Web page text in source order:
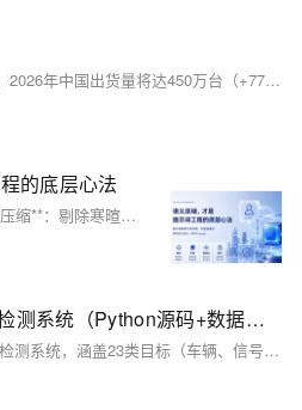
AR智能眼镜正加速规模化落地：2026年中国出货量将达450万台（+77%）。凭借免手持交互、第一视角协作、AI视觉识别与空间计算等核心能力，已在工业维修（效率↑60%）、医疗手术（精度↑40%）、教育实训、零售试穿及物流拣货等领域实现显著增效降本，开启空间计算新纪元。（239字）
的底层心法
提示词工程的底层心法是**语义压缩**：剔除寒暄、情绪与模糊期待，精准锚定角色、任务、约束与格式。它不是写短，而是压缩冗余、提升信噪比、明确边界、适度留白——让AI像执行协议般可靠输出。Agent时代，语义压缩关乎执行安全。
基于YOLO11的交通违规检测系统（Python源码+数据集+Pyside6界面）
本文基于YOLO11构建交通违规检测系统，涵盖23类目标（车辆、信号灯、标志等），详解数据制作（ROI裁剪优化尺度）、模型改进（C3k2、C2PSA、轻量Detect头）及训练可视化全过程，并集成PySide6实现GUI应用，助力工业落地。